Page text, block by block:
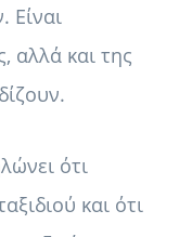
Είναι
αλλά και της
ότι
και ότι